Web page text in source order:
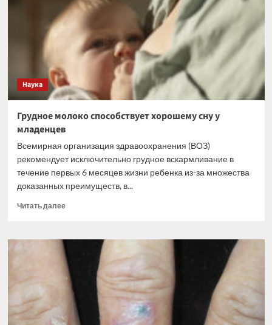
госуправление
обсудили
Невском
форуме
Наука
Грудное молоко способствует хорошему сну у
младенцев
Всемирная организация здравоохранения (ВОЗ)
рекомендует исключительно грудное вскармливание в
течение первых 6 месяцев жизни ребенка из-за множества
доказанных преимуществ, в...
Читать далееПрочитать
Грудное
молоко
способствует
хорошему
сну
младенцев